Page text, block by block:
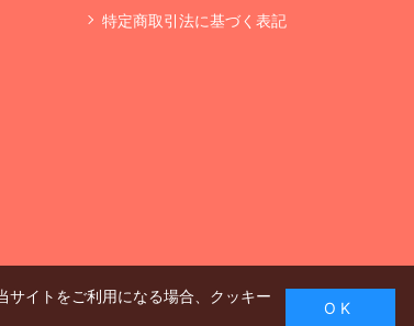
特定商取引法に基づく表記
サイトをご利用になる場合、クッキー
O K